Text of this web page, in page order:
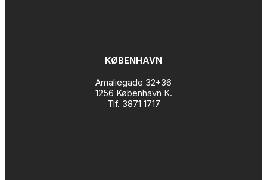
KØBENHAVN
Amaliegade 32+36
1256 København K.
Tlf. 3871 1717